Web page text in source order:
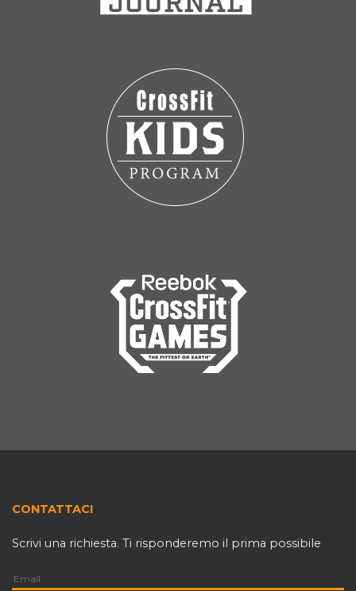
CONTATTACI
Scrivi una richiesta. Ti risponderemo il prima possibile